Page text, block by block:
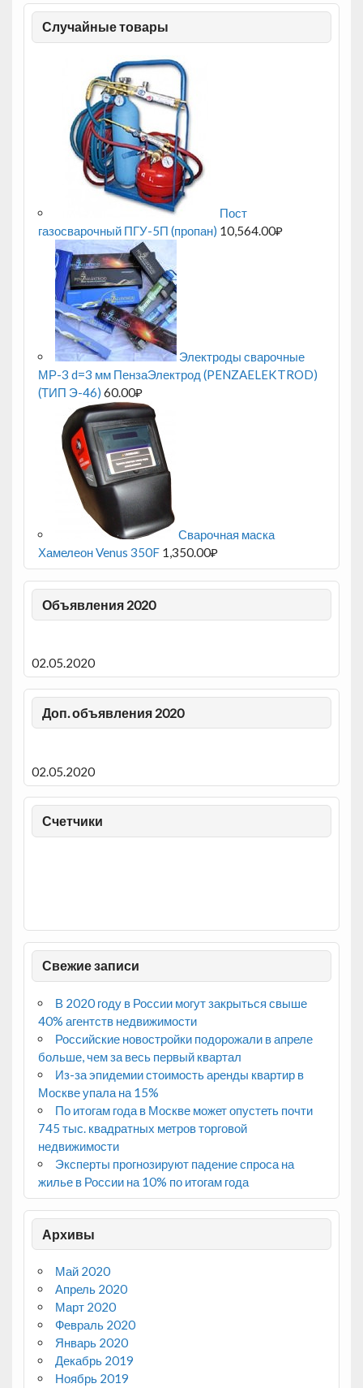
Случайные товары
Пост
газосварочный ПГУ-5П (пропан) 10,564.00₽
Электроды сварочные
МР-3 d=3 мм ПензаЭлектрод (PENZAELEKTROD)
(ТИП Э-46) 60.00₽
Сварочная маска
Хамелеон Venus 350F 1,350.00₽
Объявления 2020
02.05.2020
Доп. объявления 2020
02.05.2020
Счетчики
Свежие записи
В 2020 году в России могут закрыться свыше
40% агентств недвижимости
Российские новостройки подорожали в апреле
больше, чем за весь первый квартал
Из-за эпидемии стоимость аренды квартир в
Москве упала на 15%
По итогам года в Москве может опустеть почти
745 тыс. квадратных метров торговой
недвижимости
Эксперты прогнозируют падение спроса на
жилье в России на 10% по итогам года
Архивы
Май 2020
Апрель 2020
Март 2020
Февраль 2020
Январь 2020
Декабрь 2019
Ноябрь 2019